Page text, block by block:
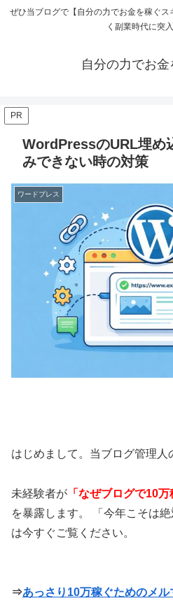
ぜひ当ブログで【自分の力でお金を稼ぐ
く副業時代に突
自分の力でお
PR
WordPressのURL埋め
みできない時の対策
ワードプレス
はじめまして。当ブログ管理人
未経験者が 「なぜブログで10万
を暴露します。 「今年こそは
は今すぐご覧ください。
⇒あっさり10万稼ぐためのメル